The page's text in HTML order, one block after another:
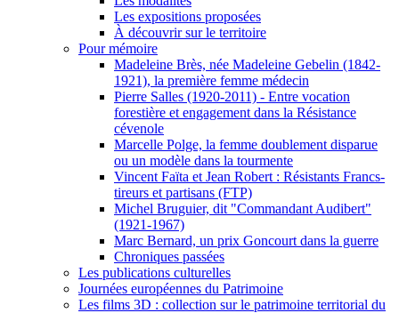
Les expositions proposées
À découvrir sur le territoire
Pour mémoire
Madeleine Brès, née Madeleine Gebelin (1842-
1921), la première femme médecin
Pierre Salles (1920-2011) - Entre vocation
forestière et engagement dans la Résistance
cévenole
Marcelle Polge, la femme doublement disparue
ou un modèle dans la tourmente
Vincent Faïta et Jean Robert : Résistants Francs-
tireurs et partisans (FTP)
Michel Bruguier, dit "Commandant Audibert"
(1921-1967)
Marc Bernard, un prix Goncourt dans la guerre
Chroniques passées
Les publications culturelles
Journées européennes du Patrimoine
Les films 3D : collection sur le patrimoine territorial du